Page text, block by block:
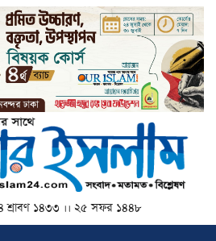
শ্রাবণ ১৪৩৩ ।। ২৫ সফর ১৪৪৮